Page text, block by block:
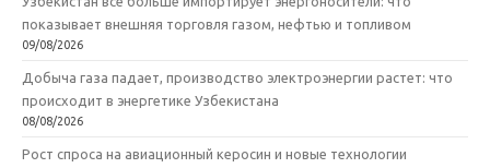
показывает внешняя торговля газом, нефтью и топливом
09/08/2026
Добыча газа падает, производство электроэнергии растет: что
происходит в энергетике Узбекистана
08/08/2026
Рост спроса на авиационный керосин и новые технологии